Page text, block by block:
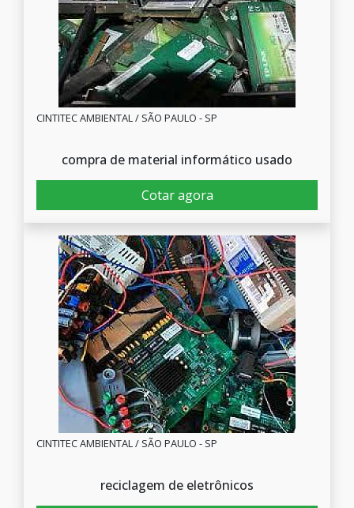
CINTITEC AMBIENTAL / SÃO PAULO - SP
compra de material informático usado
Cotar agora
CINTITEC AMBIENTAL / SÃO PAULO - SP
reciclagem de eletrônicos